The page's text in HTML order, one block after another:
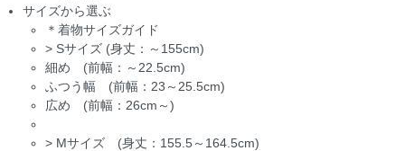
サイズから選ぶ
＊着物サイズガイド
> Sサイズ (身丈：～155cm)
細め (前幅：～22.5cm)
ふつう幅 (前幅：23～25.5cm)
広め (前幅：26cm～)
> Mサイズ (身丈：155.5～164.5cm)